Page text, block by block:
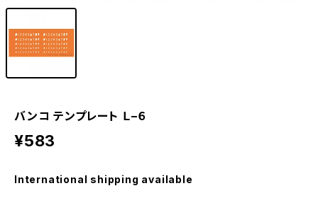
バンコ テンプレート Ｌ−６
¥583
International shipping available